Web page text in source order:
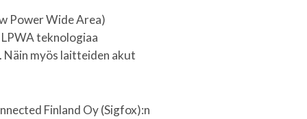
Power Wide Area)
teknologiaa
myös laitteiden akut
Finland Oy (Sigfox):n